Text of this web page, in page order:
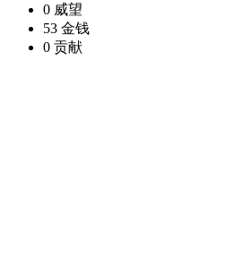
0 威望
53 金钱
0 贡献